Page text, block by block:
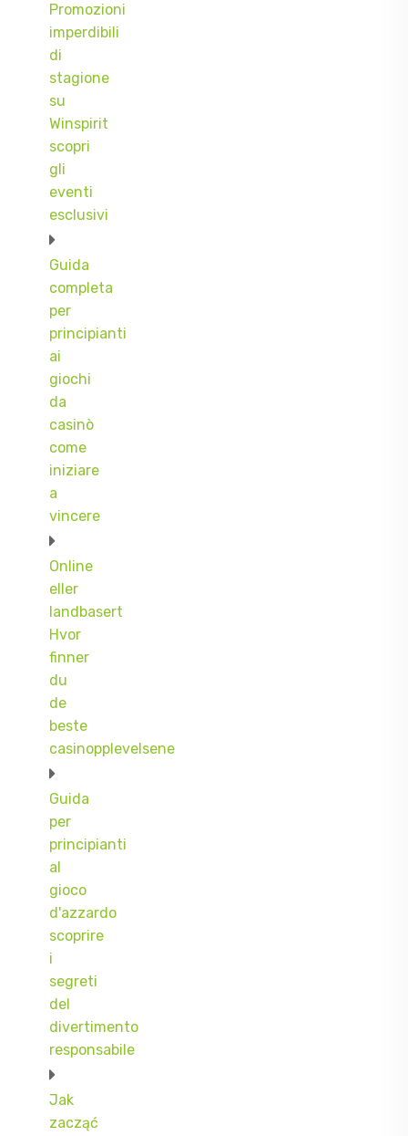
Promozioni
imperdibili
di
stagione
su
Winspirit
scopri
gli
eventi
esclusivi
Guida
completa
per
principianti
ai
giochi
da
casinò
come
iniziare
a
vincere
Online
eller
landbasert
Hvor
finner
du
de
beste
casinopplevelsene
Guida
per
principianti
al
gioco
d'azzardo
scoprire
i
segreti
del
divertimento
responsabile
Jak
zacząć